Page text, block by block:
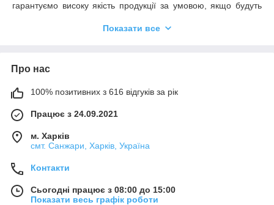
гарантуємо високу якість продукції за умовою, якщо будуть
Необхідним є пробне тестування обраного продукту у зв'язку
застосування продуктів, якщо на кінцевий результат мали
вплив фактори, що знаходяться поза зоною нашого
контролю.
Показати все
Про нас
100% позитивних з 616 відгуків за рік
Працює з 24.09.2021
м. Харків
смт. Санжари, Харків, Україна
Контакти
Сьогодні працює з 08:00 до 15:00
Показати весь графік роботи